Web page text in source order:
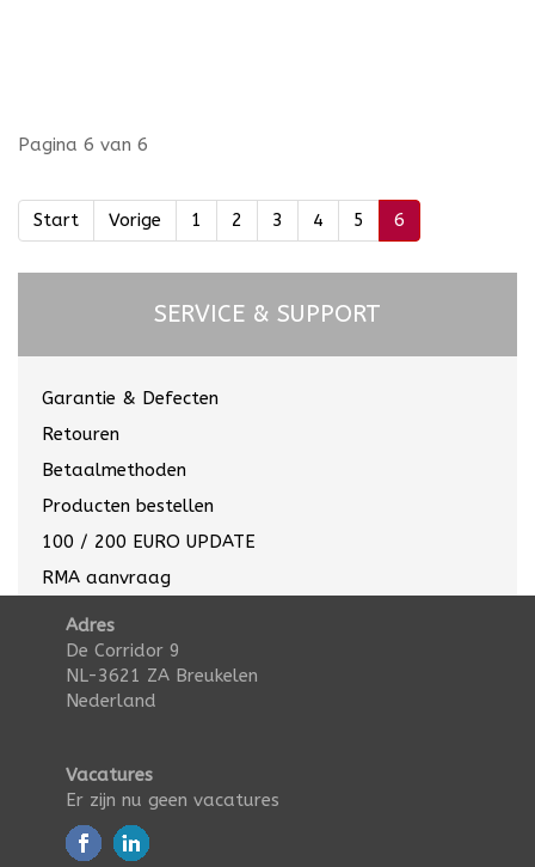
Pagina 6 van 6
Start Vorige 1 2 3 4 5 6
SERVICE & SUPPORT
Garantie & Defecten
Retouren
Betaalmethoden
Producten bestellen
100 / 200 EURO UPDATE
RMA aanvraag
Adres
De Corridor 9
NL-3621 ZA Breukelen
Nederland
Vacatures
Er zijn nu geen vacatures